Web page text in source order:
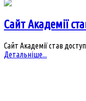
Сайт Академії
Сайт Академії став
Детальніше...